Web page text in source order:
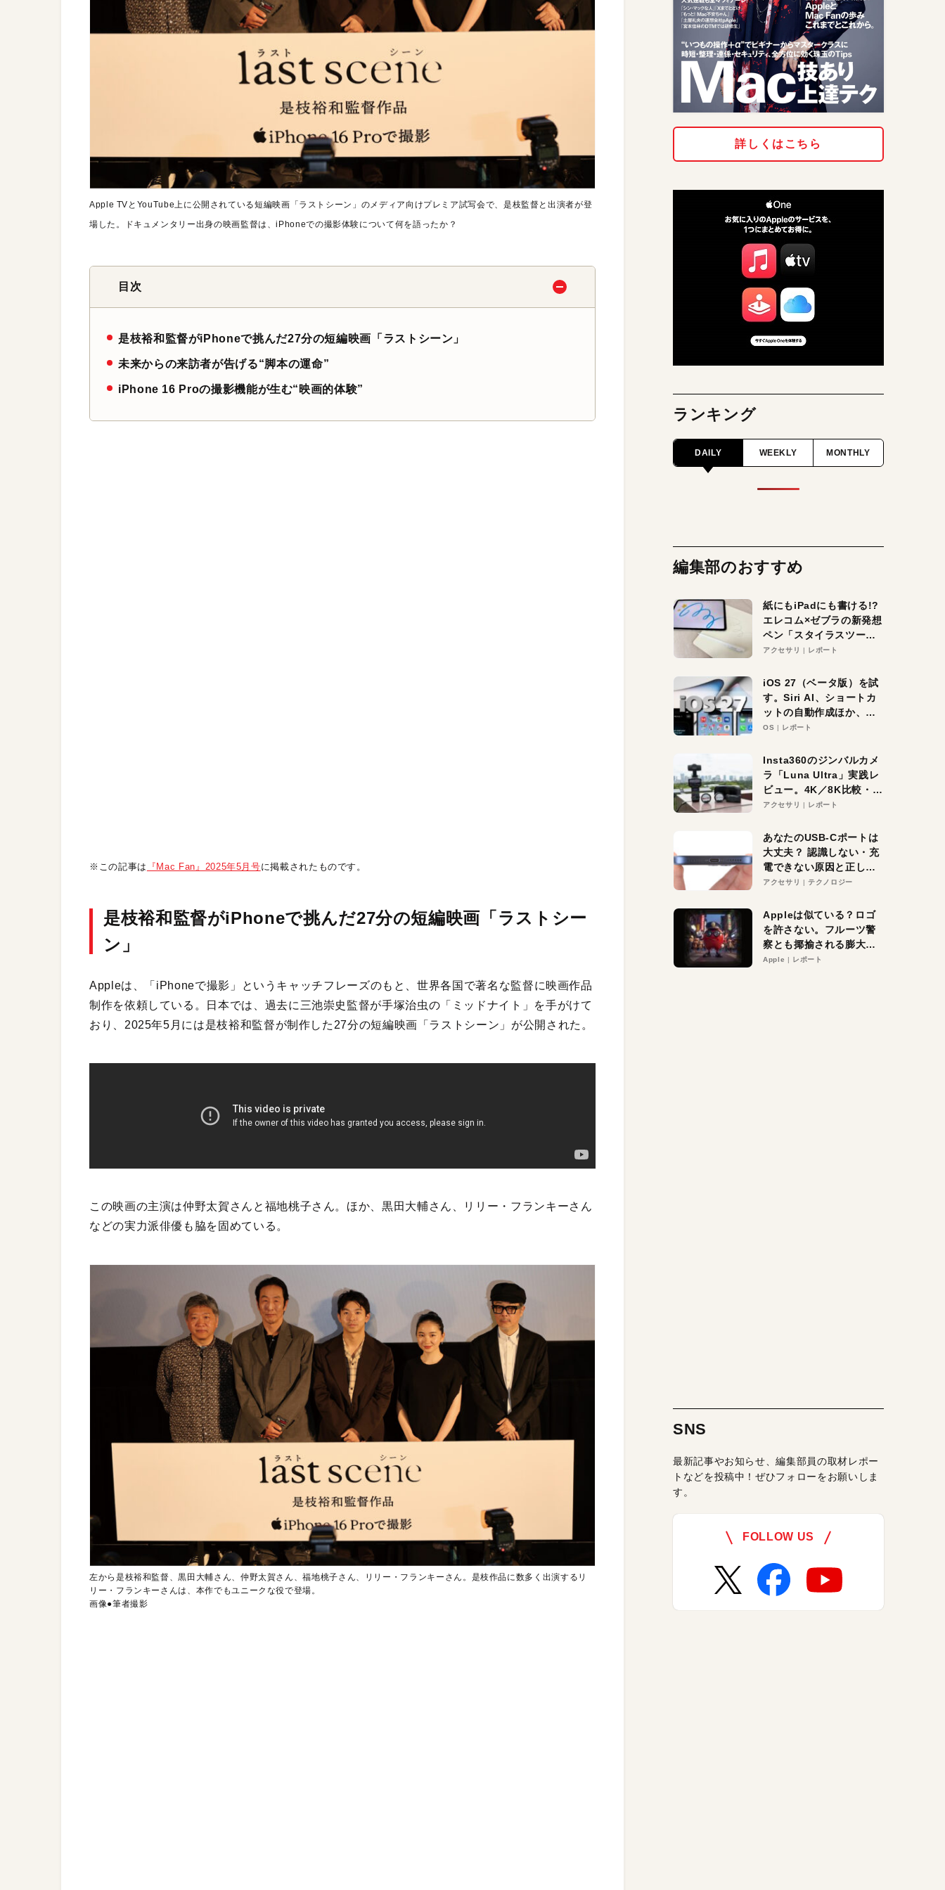
Apple TVとYouTube上に公開されている短編映画「ラストシーン」のメディア向けプレミア試写会で、是枝監督と出演者が登
場した。ドキュメンタリー出身の映画監督は、iPhoneでの撮影体験について何を語ったか？
目次
是枝裕和監督がiPhoneで挑んだ27分の短編映画「ラストシーン」
未来からの来訪者が告げる“脚本の運命”
iPhone 16 Proの撮影機能が生む“映画的体験”
※この記事は 『Mac Fan』2025年5月号に掲載されたものです。
是枝裕和監督がiPhoneで挑んだ27分の短編映画「ラストシー
ン」
Appleは、「iPhoneで撮影」というキャッチフレーズのもと、世界各国で著名な監督に映画作品
制作を依頼している。日本では、過去に三池崇史監督が手塚治虫の「ミッドナイト」を手がけて
おり、2025年5月には是枝裕和監督が制作した27分の短編映画「ラストシーン」が公開された。
この映画の主演は仲野太賀さんと福地桃子さん。ほか、黒田大輔さん、リリー・フランキーさん
などの実力派俳優も脇を固めている。
左から是枝裕和監督、黒田大輔さん、仲野太賀さん、福地桃子さん、リリー・フランキーさん。是枝作品に数多く出演するリ
リー・フランキーさんは、本作でもユニークな役で登場。
画像●筆者撮影
詳しくはこちら
ランキング
DAILY WEEKLY MONTHLY
編集部のおすすめ
紙にもiPadにも書ける!?
エレコム×ゼブラの新発想
ペン「スタイラスツーウ
ェイ」レビュー。持ち替
アクセサリ レポート
iOS 27（ベータ版）を試
す。Siri AI、ショートカ
ットの自動作成ほか、期
待大の便利機能5選。
る未来はすぐそこ！
OS レポート
Insta360のジンバルカメ
ラ「Luna Ultra」実践レ
ビュー。4K／8K比較・ズ
ーム・夜間撮影をチェッ
アクセサリ レポート
あなたのUSB-Cポートは
大丈夫？ 認識しない・充
電できない原因と正しい
対策
アクセサリ テクノロジー
Appleは似ている？ロゴ
を許さない。フルーツ警
察とも揶揄される膨大な
異議申し立て。対象は非
Apple レポート
SNS
最新記事やお知らせ、編集部員の取材レポー
トなどを投稿中！ぜひフォローをお願いしま
す。
FOLLOW US